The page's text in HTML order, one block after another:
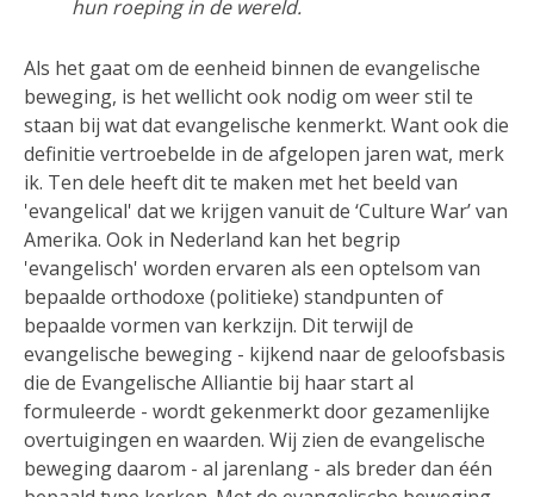
hun roeping in de wereld.
Als het gaat om de eenheid binnen de evangelische
beweging, is het wellicht ook nodig om weer stil te
staan bij wat dat evangelische kenmerkt. Want ook die
definitie vertroebelde in de afgelopen jaren wat, merk
ik. Ten dele heeft dit te maken met het beeld van
'evangelical' dat we krijgen vanuit de ‘Culture War’ van
Amerika. Ook in Nederland kan het begrip
'evangelisch' worden ervaren als een optelsom van
bepaalde orthodoxe (politieke) standpunten of
bepaalde vormen van kerkzijn. Dit terwijl de
evangelische beweging - kijkend naar de geloofsbasis
die de Evangelische Alliantie bij haar start al
formuleerde - wordt gekenmerkt door gezamenlijke
overtuigingen en waarden. Wij zien de evangelische
beweging daarom - al jarenlang - als breder dan één